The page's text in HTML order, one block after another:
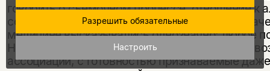
говорить о съемочном процессе, отношение к
сообществе также имело первостепенное
медицине высказывались однозначно: любое
Но наряду с медикализацией «алкоголизма»
ассоциации, с готовностью признаваемые
Разрешить обязательные
Настроить